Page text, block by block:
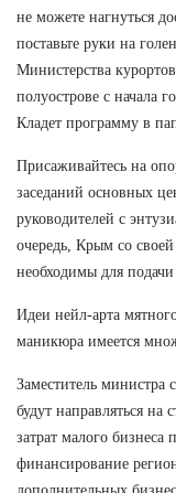
не можете нагнуться
поставьте руки на
Министерства
полуострове с начала
Кладет программу в
Присаживайтесь на
заседаний основных
руководителей с
очередь, Крым со
необходимы для
Идеи нейл-арта
маникюра имеется
Заместитель министра
будут направляться на
затрат малого бизнеса
финансирование